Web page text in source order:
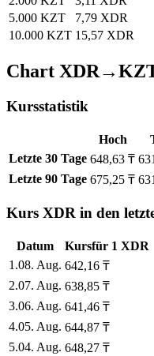
5.000 KZT
7,79 XDR
10.000 KZT 15,57 XDR
Chart
Kursstatistik
Hoch
Letzte 30 Tage 648,63 ₸
Letzte 90 Tage 675,25 ₸
Kurs XDR in den
Datum Kursfür 1 XDR
1 .08. Aug. 642,16 ₸
2.07. Aug. 638,85 ₸
3.06. Aug. 641,46 ₸
4.05. Aug. 644,87 ₸
5.04. Aug. 648,27 ₸